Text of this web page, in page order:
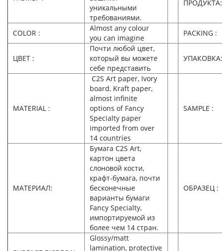
уникальными
требованиями.
ПРОДУКТА:
COLOR :
Almost any colour
you can imagine
PACKING :
ЦВЕТ :
Почти любой цвет,
который вы можете
себе представить
УПАКОВКА:
MATERIAL :
C2S Art paper, Ivory
board, Kraft paper,
almost infinite
options of Fancy
Specialty paper
imported from over
14 countries
SAMPLE :
МАТЕРИАЛ:
Бумага C2S Art,
картон цвета
слоновой кости,
крафт-бумага, почти
бесконечные
варианты бумаги
Fancy Specialty,
импортируемой из
более чем 14 стран.
ОБРАЗЕЦ :
Glossy/matt
lamination, protective